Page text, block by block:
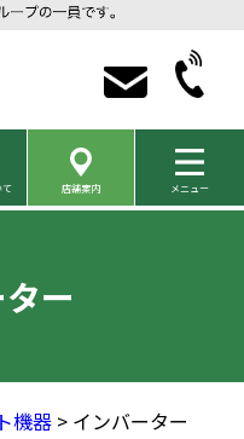
店舗案内 メニュー
ー
機器 > インバーター